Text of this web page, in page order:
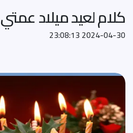
كلام لعيد ميلاد عمتي
2024-04-30 23:08:13